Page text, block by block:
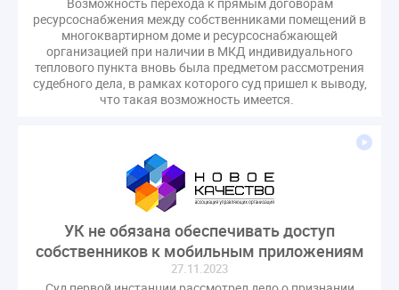
Соглашение о сотрудничестве
Статья
Стратегия развития ЖКХ 2030
Судебная практика ЖКХ
Требования
Форум
Цифорвизация
арендатор
гарантийная управляющая компания
гарантирующие управляющие организации
дисквалификация
документ
жалобы
ресурсоснабжения между собственниками помещений в
многоквартирном доме и ресурсоснабжающей
организацией при наличии в МКД индивидуального
теплового пункта вновь была предметом рассмотрения
судебного дела, в рамках которого суд пришел к выводу,
что такая возможность имеется.
УК не обязана обеспечивать доступ
собственников к мобильным приложениям
27.11.2023